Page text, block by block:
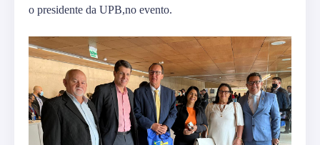
o presidente da UPB,no evento.